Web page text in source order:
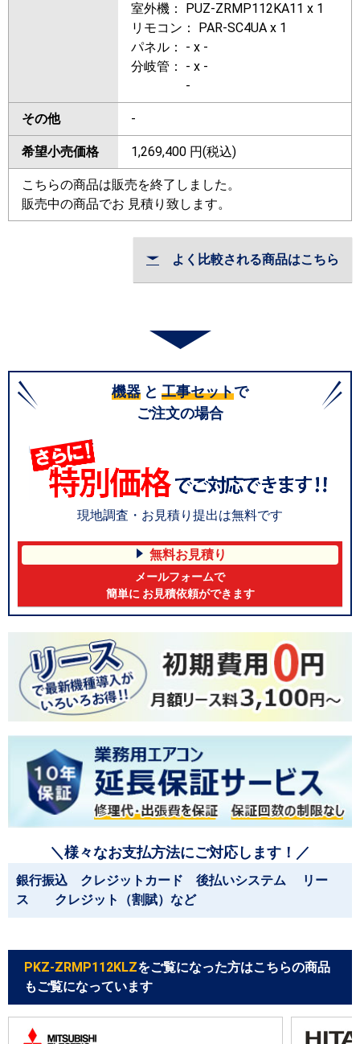
室外機： PUZ-ZRMP112KA11 x 1
リモコン： PAR-SC4UA x 1
パネル： - x -
分岐管： - x -
-
その他 -
希望小売価格 1,269,400 円(税込)
こちらの商品は販売を終了しました。
販売中の商品でお 見積り致します。
よく比較される商品はこちら
機器 と 工事セットで
ご注文の場合
現地調査・お見積り提出は無料です
無料お見積り
メールフォームで
簡単に お見積依頼ができます
＼様々なお支払方法にご対応します！／
銀行振込 クレジットカード 後払いシステム リー
ス クレジット（割賦）など
PKZ-ZRMP112KLZをご覧になった方はこちらの商品
もご覧になっています